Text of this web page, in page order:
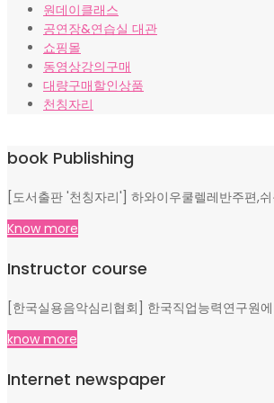
원데이클래스
공연장&연습실 대관
쇼핑몰
동영상강의구매
대량구매할인상품
천칭자리
book Publishing
[도서출판 '천칭자리'] 하와이우쿨렐레반주편,
Know more
Instructor course
[한국실용음악심리협회] 한국직업능력연구원
know more
Internet newspaper